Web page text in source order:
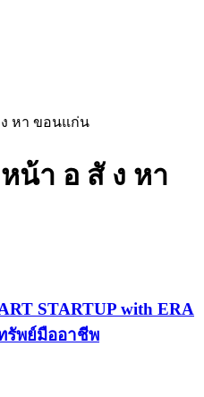
หา ขอนแก่น
น้า อ สั ง หา
STARTUP with ERA
รัพย์มืออาชีพ